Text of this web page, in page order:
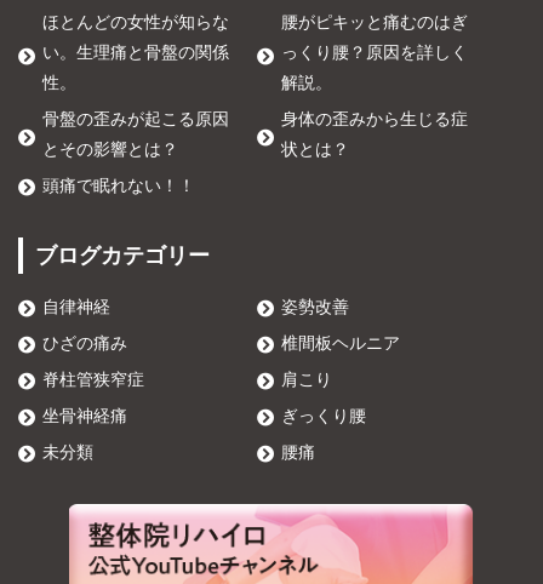
ほとんどの女性が知らな
い。生理痛と骨盤の関係
性。
腰がピキッと痛むのはぎ
っくり腰？原因を詳しく
解説。
骨盤の歪みが起こる原因
とその影響とは？
身体の歪みから生じる症
状とは？
頭痛で眠れない！！
ブログカテゴリー
自律神経
姿勢改善
ひざの痛み
椎間板ヘルニア
脊柱管狭窄症
肩こり
坐骨神経痛
ぎっくり腰
未分類
腰痛